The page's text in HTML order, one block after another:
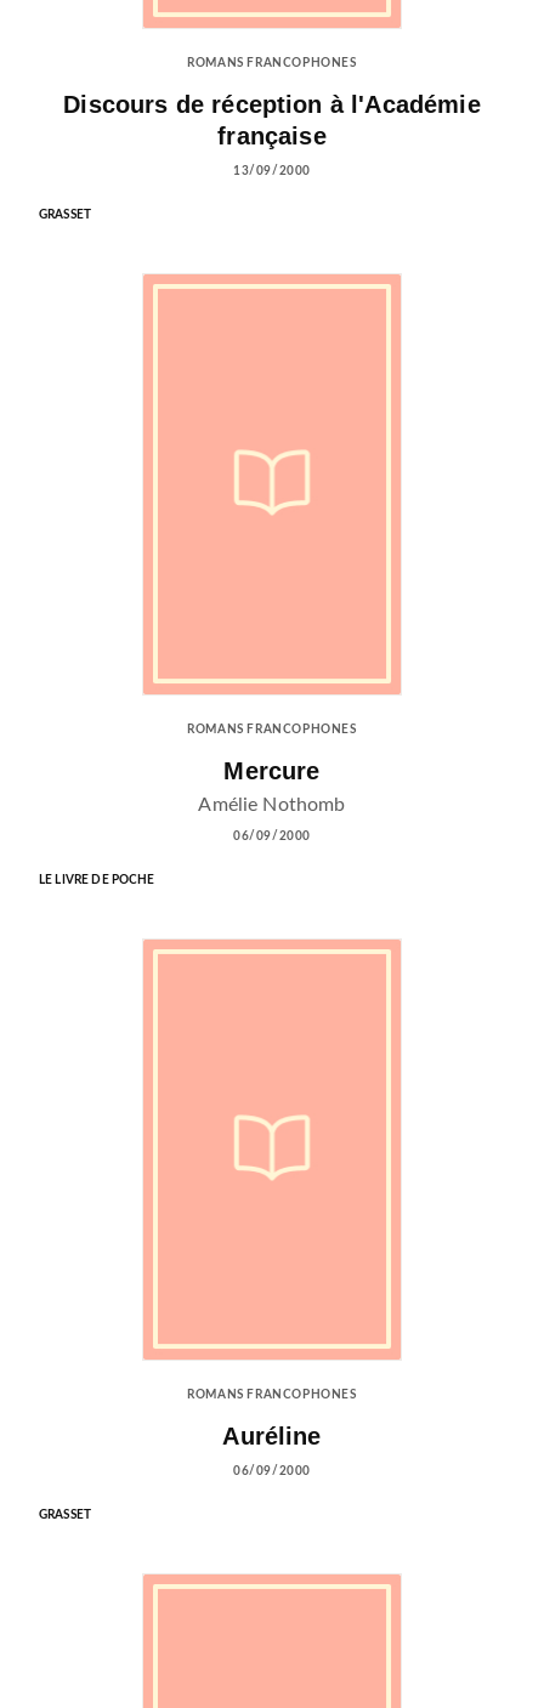
ROMANS FRANCOPHONES
Discours de réception à l'Académie
française
13/09/2000
GRASSET
ROMANS FRANCOPHONES
Mercure
Amélie Nothomb
06/09/2000
LE LIVRE DE POCHE
ROMANS FRANCOPHONES
Auréline
06/09/2000
GRASSET